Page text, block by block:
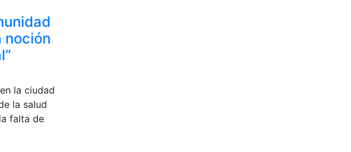
noción
la ciudad
la salud
falta de